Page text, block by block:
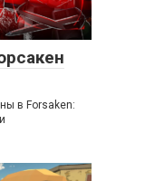
в Forsaken: